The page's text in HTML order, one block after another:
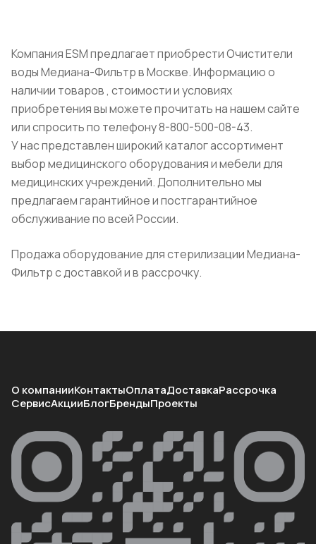
Компания ESM предлагает приобрести Очистители
воды Медиана-Фильтр в Москве. Информацию о
наличии товаров , стоимости и условиях
приобретения вы можете прочитать на нашем сайте
или спросить по телефону 8-800-500-08-43.
У нас представлен широкий каталог ассортимент
выбор медицинского оборудования и мебели для
медицинских учреждений. Дополнительно мы
предлагаем гарантийное и постгарантийное
обслуживание по всей России.
Продажа оборудование для стерилизации Медиана-
Фильтр с доставкой и в рассрочку.
О компанииКонтактыОплатаДоставкаРассрочка
СервисАкцииБлогБрендыПроекты